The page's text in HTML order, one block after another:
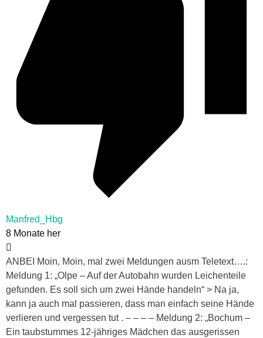
Manfred_Hbg
8 Monate her
ANBEI Moin, Moin, mal zwei Meldungen ausm Teletext….:
Meldung 1: „Olpe – Auf der Autobahn wurden Leichenteile
gefunden. Es soll sich um zwei Hände handeln“ > Na ja,
kann ja auch mal passieren, dass man einfach seine Hände
verlieren und vergessen tut . – – – – Meldung 2: „Bochum –
Ein taubstummes 12-jähriges Mädchen das ausgerissen